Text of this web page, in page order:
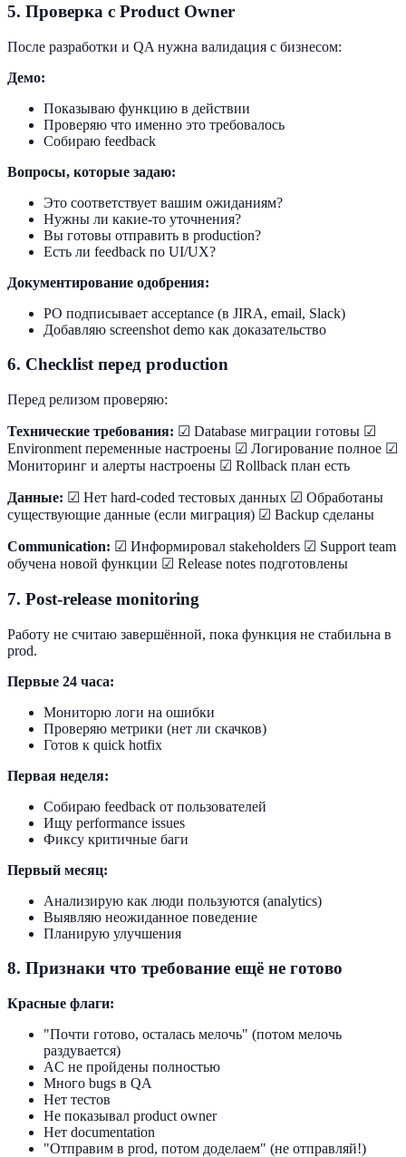
5. Проверка с Product Owner
После разработки и QA нужна валидация с бизнесом:
Демо:
Показываю функцию в действии
Проверяю что именно это требовалось
Собираю feedback
Вопросы, которые задаю:
Это соответствует вашим ожиданиям?
Нужны ли какие-то уточнения?
Вы готовы отправить в production?
Есть ли feedback по UI/UX?
Документирование одобрения:
PO подписывает acceptance (в JIRA, email, Slack)
Добавляю screenshot demo как доказательство
6. Checklist перед production
Перед релизом проверяю:
Технические требования: ☑ Database миграции готовы ☑
Environment переменные настроены ☑ Логирование полное ☑
Мониторинг и алерты настроены ☑ Rollback план есть
Данные: ☑ Нет hard-coded тестовых данных ☑ Обработаны
существующие данные (если миграция) ☑ Backup сделаны
Communication: ☑ Информировал stakeholders ☑ Support team
обучена новой функции ☑ Release notes подготовлены
7. Post-release monitoring
Работу не считаю завершённой, пока функция не стабильна в
prod.
Первые 24 часа:
Мониторю логи на ошибки
Проверяю метрики (нет ли скачков)
Готов к quick hotfix
Первая неделя:
Собираю feedback от пользователей
Ищу performance issues
Фиксу критичные баги
Первый месяц:
Анализирую как люди пользуются (analytics)
Выявляю неожиданное поведение
Планирую улучшения
8. Признаки что требование ещё не готово
Красные флаги:
"Почти готово, осталась мелочь" (потом мелочь
раздувается)
AC не пройдены полностью
Много bugs в QA
Нет тестов
Не показывал product owner
Нет documentation
"Отправим в prod, потом доделаем" (не отправляй!)